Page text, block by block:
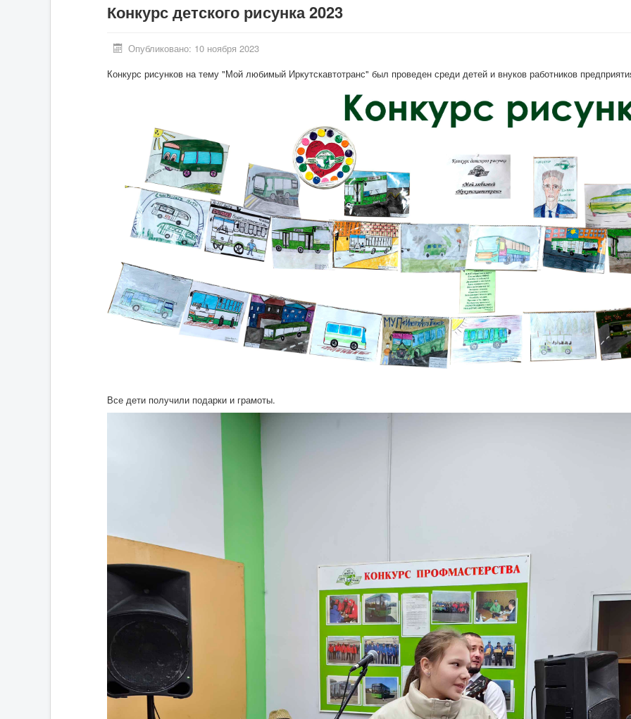
Конкурс детского рисунка 2023
Опубликовано: 10 ноября 2023
Конкурс рисунков на тему "Мой любимый Иркутскавтотранс" был проведен среди детей и внуков работников
Все дети получили подарки и грамоты.